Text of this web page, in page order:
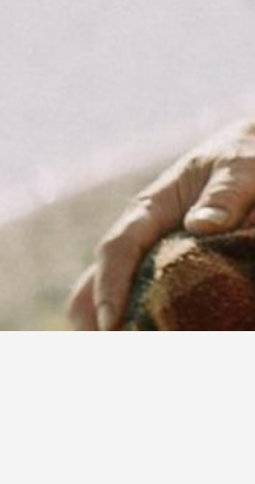
comme activité première la
activités de production, de
autour du cinéma.
le distributeur exclusif du catalogue